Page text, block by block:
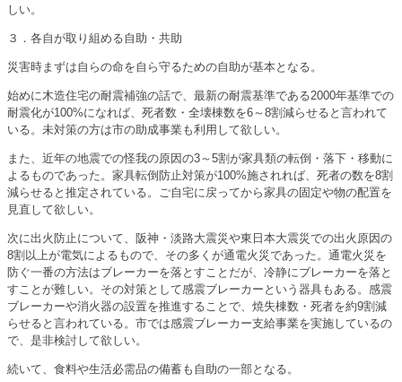
しい。
３．各自が取り組める自助・共助
災害時まずは自らの命を自ら守るための自助が基本となる。
始めに木造住宅の耐震補強の話で、最新の耐震基準である2000年基準での
耐震化が100%になれば、死者数・全壊棟数を6～8割減らせると言われて
いる。未対策の方は市の助成事業も利用して欲しい。
また、近年の地震での怪我の原因の3～5割が家具類の転倒・落下・移動に
よるものであった。家具転倒防止対策が100%施されれば、死者の数を8割
減らせると推定されている。ご自宅に戻ってから家具の固定や物の配置を
見直して欲しい。
次に出火防止について、阪神・淡路大震災や東日本大震災での出火原因の
8割以上が電気によるもので、その多くが通電火災であった。通電火災を
防ぐ一番の方法はブレーカーを落とすことだが、冷静にブレーカーを落と
すことが難しい。その対策として感震ブレーカーという器具もある。感震
ブレーカーや消火器の設置を推進することで、焼失棟数・死者を約9割減
らせると言われている。市では感震ブレーカー支給事業を実施しているの
で、是非検討して欲しい。
続いて、食料や生活必需品の備蓄も自助の一部となる。